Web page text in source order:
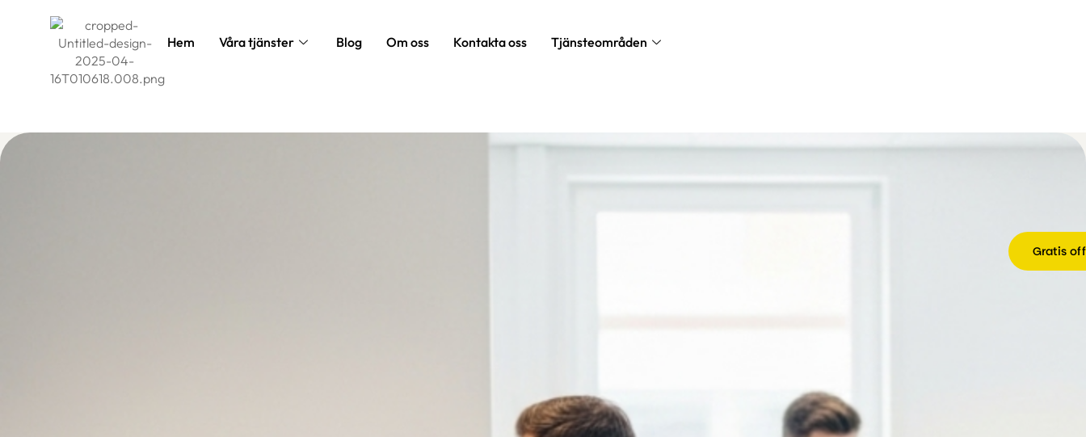
Hem Våra tjänster Blog Om oss Kontakta oss Tjänsteområden
Gratis